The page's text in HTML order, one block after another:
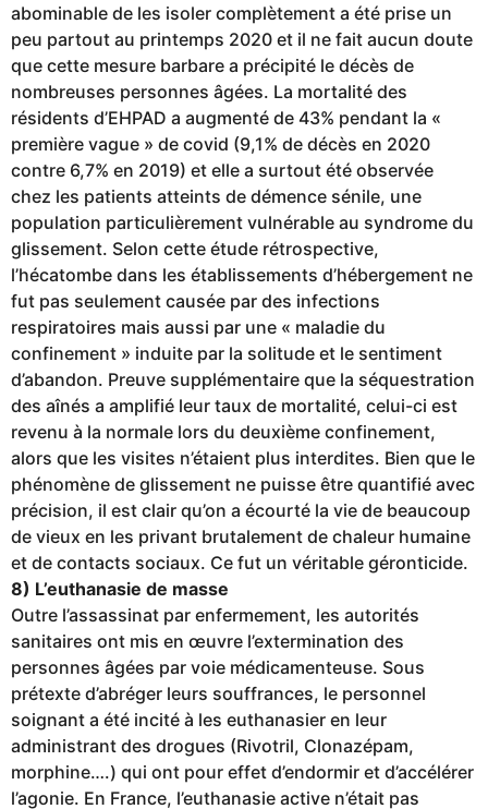
abominable de les isoler complètement a été prise un
peu partout au printemps 2020 et il ne fait aucun doute
que cette mesure barbare a précipité le décès de
nombreuses personnes âgées. La mortalité des
résidents d’EHPAD a augmenté de 43% pendant la «
première vague » de covid (9,1% de décès en 2020
contre 6,7% en 2019) et elle a surtout été observée
chez les patients atteints de démence sénile, une
population particulièrement vulnérable au syndrome du
glissement. Selon cette étude rétrospective,
l’hécatombe dans les établissements d’hébergement ne
fut pas seulement causée par des infections
respiratoires mais aussi par une « maladie du
confinement » induite par la solitude et le sentiment
d’abandon. Preuve supplémentaire que la séquestration
des aînés a amplifié leur taux de mortalité, celui-ci est
revenu à la normale lors du deuxième confinement,
alors que les visites n’étaient plus interdites. Bien que le
phénomène de glissement ne puisse être quantifié avec
précision, il est clair qu’on a écourté la vie de beaucoup
de vieux en les privant brutalement de chaleur humaine
et de contacts sociaux. Ce fut un véritable géronticide.
8) L’euthanasie de masse
Outre l’assassinat par enfermement, les autorités
sanitaires ont mis en œuvre l’extermination des
personnes âgées par voie médicamenteuse. Sous
prétexte d’abréger leurs souffrances, le personnel
soignant a été incité à les euthanasier en leur
administrant des drogues (Rivotril, Clonazépam,
morphine….) qui ont pour effet d’endormir et d’accélérer
l’agonie. En France, l’euthanasie active n’était pas